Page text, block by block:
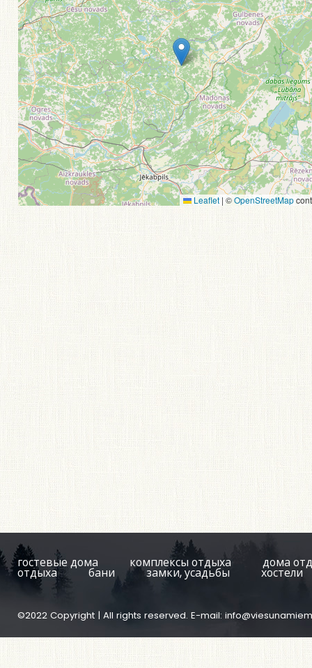
Leaflet | ©OpenStreetMap
гостевые дома комплексы отдыха дома
отдыха бани замки, усадьбы хостели
©2022 Copyright | All rights reserved. E-mail: